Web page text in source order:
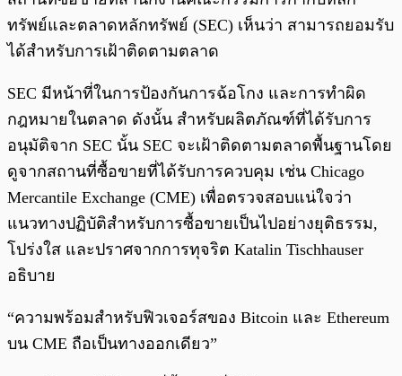
ทรัพย์และตลาดหลักทรัพย์ (SEC) เห็นว่า สามารถยอมรับ
ได้สำหรับการเฝ้าติดตามตลาด
SEC มีหน้าที่ในการป้องกันการฉ้อโกง และการทำผิด
กฎหมายในตลาด ดังนั้น สำหรับผลิตภัณฑ์ที่ได้รับการ
อนุมัติจาก SEC นั้น SEC จะเฝ้าติดตามตลาดพื้นฐานโดย
ดูจากสถานที่ซื้อขายที่ได้รับการควบคุม เช่น Chicago
Mercantile Exchange (CME) เพื่อตรวจสอบแน่ใจว่า
แนวทางปฏิบัติสำหรับการซื้อขายเป็นไปอย่างยุติธรรม,
โปร่งใส และปราศจากการทุจริต Katalin Tischhauser
อธิบาย
“ความพร้อมสำหรับฟิวเจอร์สของ Bitcoin และ Ethereum
บน CME ถือเป็นทางออกเดียว”